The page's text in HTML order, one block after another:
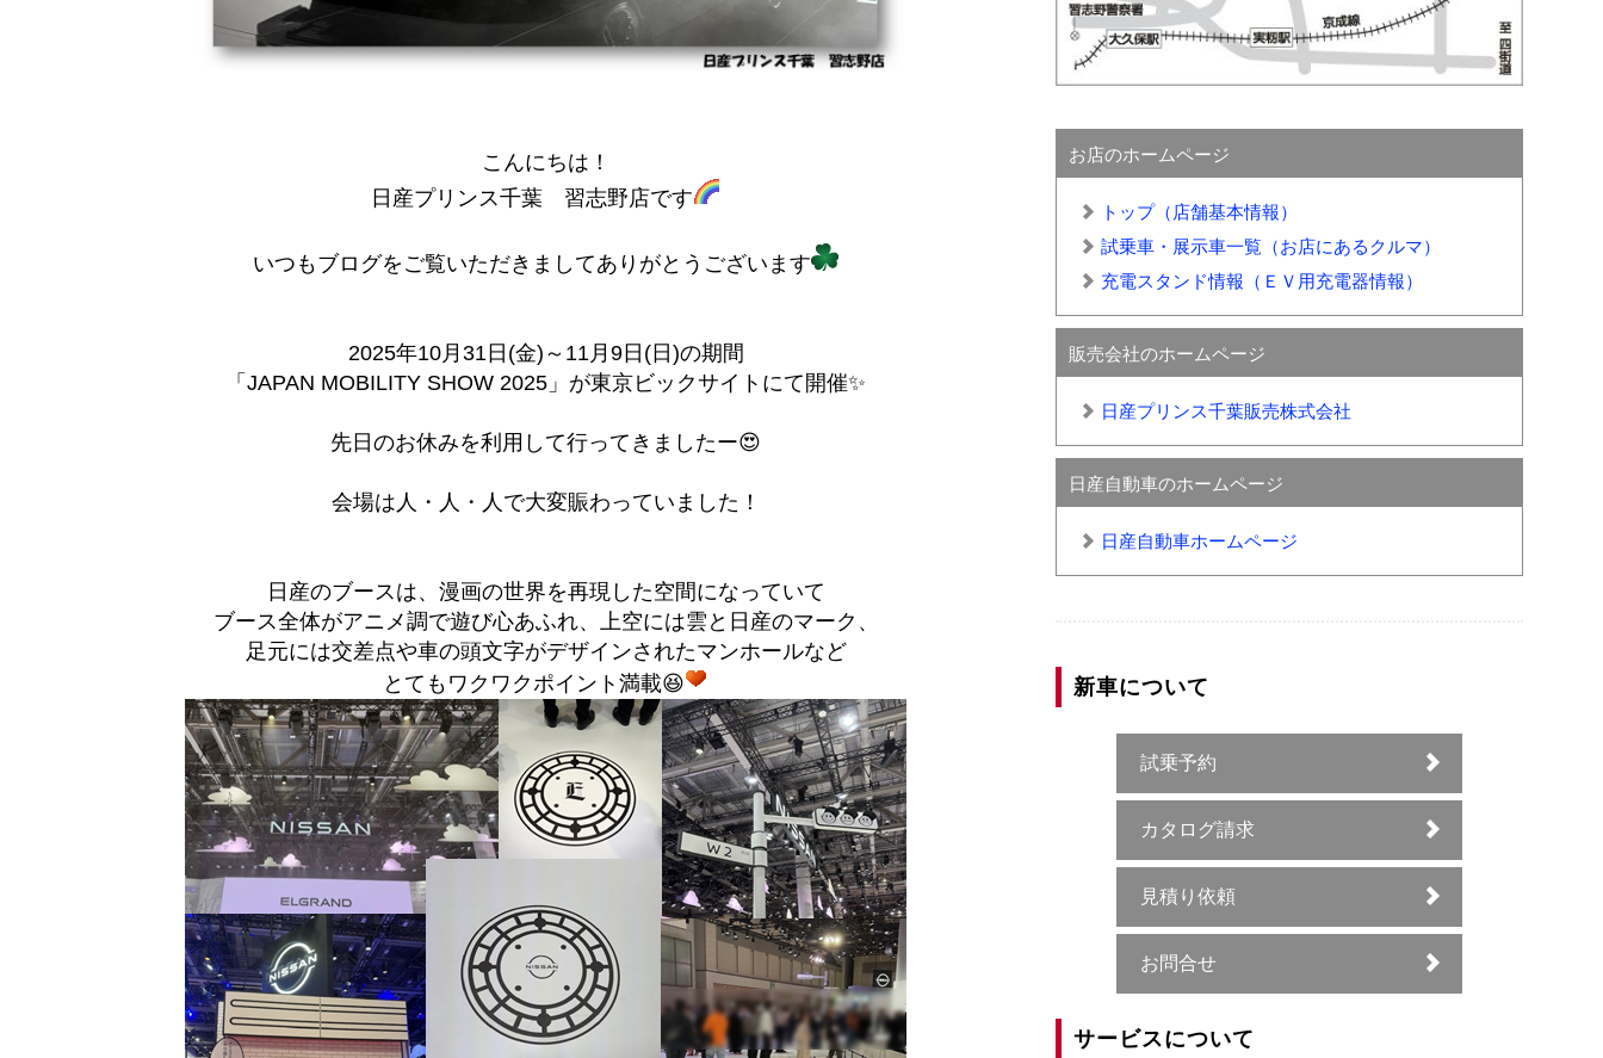
こんにちは！
日産プリンス千葉 習志野店です
いつもブログをご覧いただきましてありがとうございます
2025年10月31日(金)～11月9日(日)の期間
「JAPAN MOBILITY SHOW 2025」が東京ビックサイトにて開催✨
先日のお休みを利用して行ってきましたー😍
会場は人・人・人で大変賑わっていました！
日産のブースは、漫画の世界を再現した空間になっていて
ブース全体がアニメ調で遊び心あふれ、上空には雲と日産のマーク、
足元には交差点や車の頭文字がデザインされたマンホールなど
とてもワクワクポイント満載😆
お店のホームページ
トップ（店舗基本情報）
試乗車・展示車一覧（お店にあるクルマ）
充電スタンド情報（ＥＶ用充電器情報）
販売会社のホームページ
日産プリンス千葉販売株式会社
日産自動車のホームページ
日産自動車ホームページ
新車について
試乗予約
カタログ請求
見積り依頼
お問合せ
サービスについて